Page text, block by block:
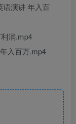
语演讲 年入百
润.mp4
入百万.mp4